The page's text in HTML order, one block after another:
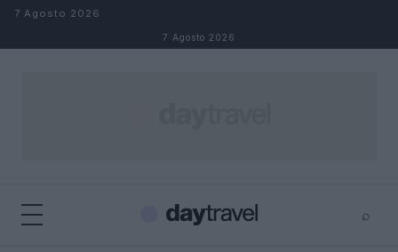
Salta al contenuto
7 Agosto 2026
7 Agosto 2026
⌕